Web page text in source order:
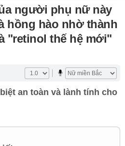
người phụ nữ này
hồng hào nhờ thành
"retinol thế hệ mới"
an toàn và lành tính cho